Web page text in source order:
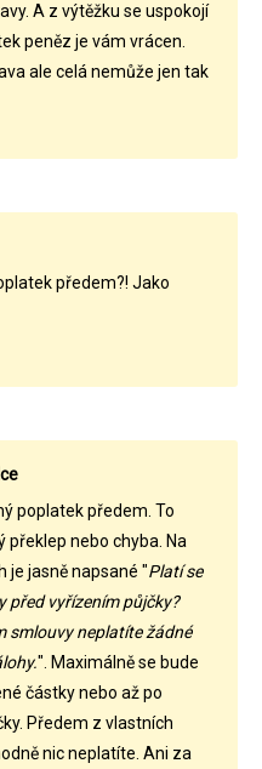
A z výtěžku se uspokojí
peněz je vám vrácen.
ale celá nemůže jen tak
předem?! Jako
poplatek předem. To
překlep nebo chyba. Na
je jasně napsané "Platí se
před vyřízením půjčky?
smlouvy neplatíte žádné
". Maximálně se bude
částky nebo až po
Předem z vlastních
nic neplatíte. Ani za